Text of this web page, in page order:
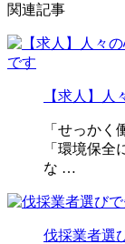
関連記事
【求人】
「せっかく
「環境保
な …
伐採業者選